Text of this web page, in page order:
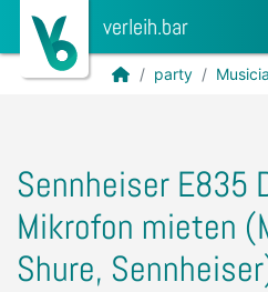
verleih.bar
party
Sennheiser E835
Mikrofon mieten
Shure,